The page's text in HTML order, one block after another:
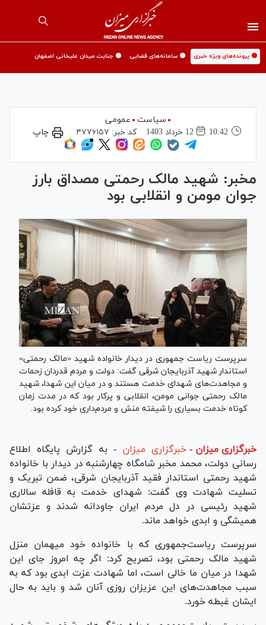
🟡 پرونده‌های ویژه خبری 🟡 سامانه‌های قضایی 🟡 جنایت میدان علیخانی اصفهان
سیاست
عمومی
10:42
12 خرداد 1403 کد خبر: ۴۷۷۶۱۵۷ چاپ
مخبر: شهید مالک رحمتی مصداق بارز
جوان مومن و انقلابی بود
سرپرست ریاست جمهوری در دیدار خانواده شهید «مالک رحمتی»
استاندار شهید آذربایجان شرقی گفت: دولت و مردم قدردان زحمات
و مجاهدت‌های شهدای خدمت هستند و در میان این شهدا، شهید
مالک رحمتی جوانی مومن، انقلابی و پرکار بود که در مدت زمان
کوتاه خدمت بسیاری را شیفته منش و مردم‌داری خود کرده بود.
خبرگزاری میزان - خبرگزاری میزان - به گزارش پایگاه اطلاع
رسانی دولت، محمد مخبر شامگاه چهارشنبه در دیدار با خانواده
شهید رحمتی استاندار فقید آذربایجان شرقی، ضمن تبریک و
تسلیت شهادت وی گفت: شهدای خدمت به قافله سالاری
شهید رئیسی در دل مردم ایران جاودانه شدند و عزتشان
همیشگی و ابدی خواهد ماند.
سرپرست ریاست‌جمهوری که با خانواده خود میهمان منزل
شهید مالک رحمتی بود، تصریح کرد: اگر چه امروز جای این
شهدا در میان ما خالی است، اما شهادت عزت ابدی بود که به
سبب مجاهدت‌های این عزیزان روزی آنان شد و باید به حال
ایشان غبطه خورد.